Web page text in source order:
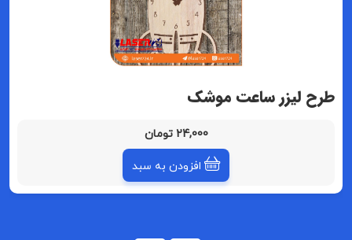
طرح لیزر ساعت موشک
24,000 تومان
افزودن به سبد